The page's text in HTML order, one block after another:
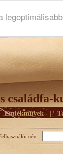
családfa-
Emlékmûvek |
név: